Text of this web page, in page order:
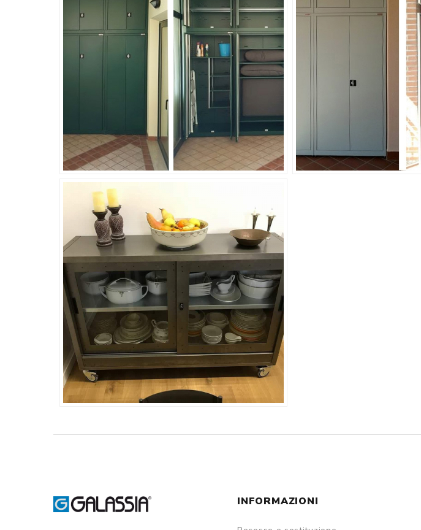
INFORMAZIONI